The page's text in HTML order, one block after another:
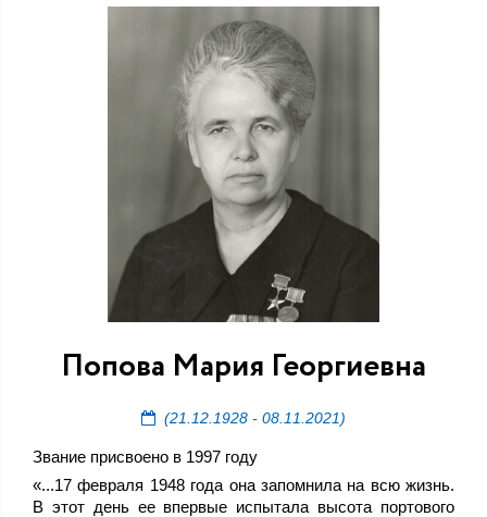
Попова Мария Георгиевна
(21.12.1928 - 08.11.2021)
Звание присвоено в 1997 году
«...17 февраля 1948 года она запомнила на всю жизнь.
В этот день ее впервые испытала высота портового